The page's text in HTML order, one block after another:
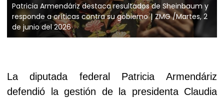
Patricia Armendáriz destaca resultados de Sheinbaum y
responde a críticas contra su gobierno
ZMG /Martes, 2
de junio del 2026
La diputada federal Patricia Armendáriz
defendió la gestión de la presidenta Claudia